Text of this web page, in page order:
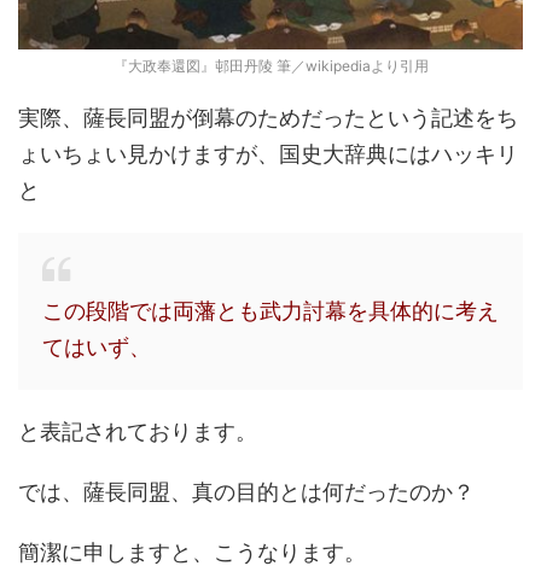
『大政奉還図』邨田丹陵 筆／wikipediaより引用
実際、薩長同盟が倒幕のためだったという記述をち
ょいちょい見かけますが、国史大辞典にはハッキリ
と
この段階では両藩とも武力討幕を具体的に考え
てはいず、
と表記されております。
では、薩長同盟、真の目的とは何だったのか？
簡潔に申しますと、こうなります。